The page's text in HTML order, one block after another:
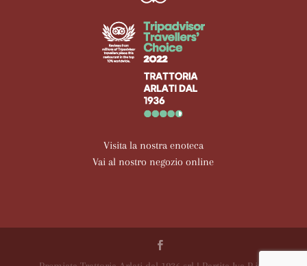
Visita la nostra enoteca
Vai al nostro negozio online